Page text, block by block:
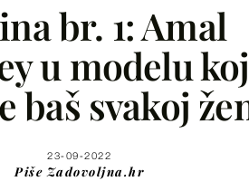
br. 1: Amal
u modelu
baš svakoj
23-09-2022
Piše Zadovoljna.hr